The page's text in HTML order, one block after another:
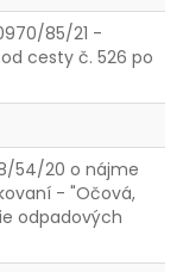
85/21 -
cesty č. 526 po
54/20 o nájme
- "Očová,
odpadových